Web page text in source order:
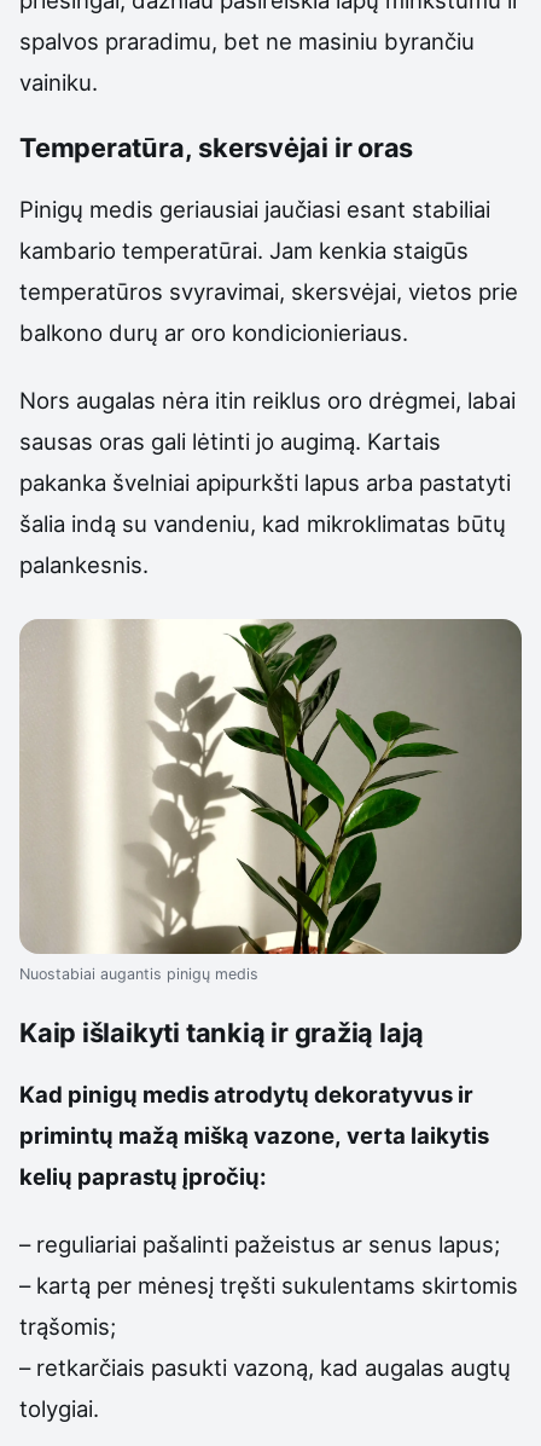
spalvos praradimu, bet ne masiniu byrančiu
vainiku.
Temperatūra, skersvėjai ir oras
Pinigų medis geriausiai jaučiasi esant stabiliai
kambario temperatūrai. Jam kenkia staigūs
temperatūros svyravimai, skersvėjai, vietos prie
balkono durų ar oro kondicionieriaus.
Nors augalas nėra itin reiklus oro drėgmei, labai
sausas oras gali lėtinti jo augimą. Kartais
pakanka švelniai apipurkšti lapus arba pastatyti
šalia indą su vandeniu, kad mikroklimatas būtų
palankesnis.
Nuostabiai augantis pinigų medis
Kaip išlaikyti tankią ir gražią lają
Kad pinigų medis atrodytų dekoratyvus ir
primintų mažą mišką vazone, verta laikytis
kelių paprastų įpročių:
– reguliariai pašalinti pažeistus ar senus lapus;
– kartą per mėnesį tręšti sukulentams skirtomis
trąšomis;
– retkarčiais pasukti vazoną, kad augalas augtų
tolygiai.